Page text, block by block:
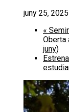
juny 25,
«
Oberta
juny)